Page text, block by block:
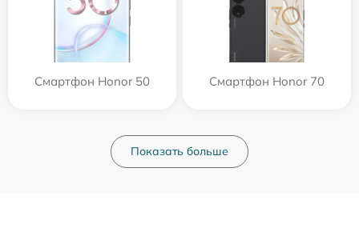
Смартфон Honor 50 Смартфон Honor 70
Показать больше